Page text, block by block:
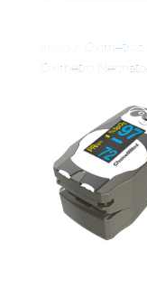
Inicio Oxímetros
Oxímetro